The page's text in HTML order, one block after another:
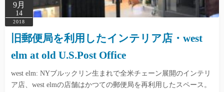
9月
14
2018
旧郵便局を利用したインテリア店・west
elm at old U.S.Post Office
west elm: NYブルックリン生まれで全米チェーン展開のインテリ
ア店、west elmの店舗はかつての郵便局を再利用したスペース。